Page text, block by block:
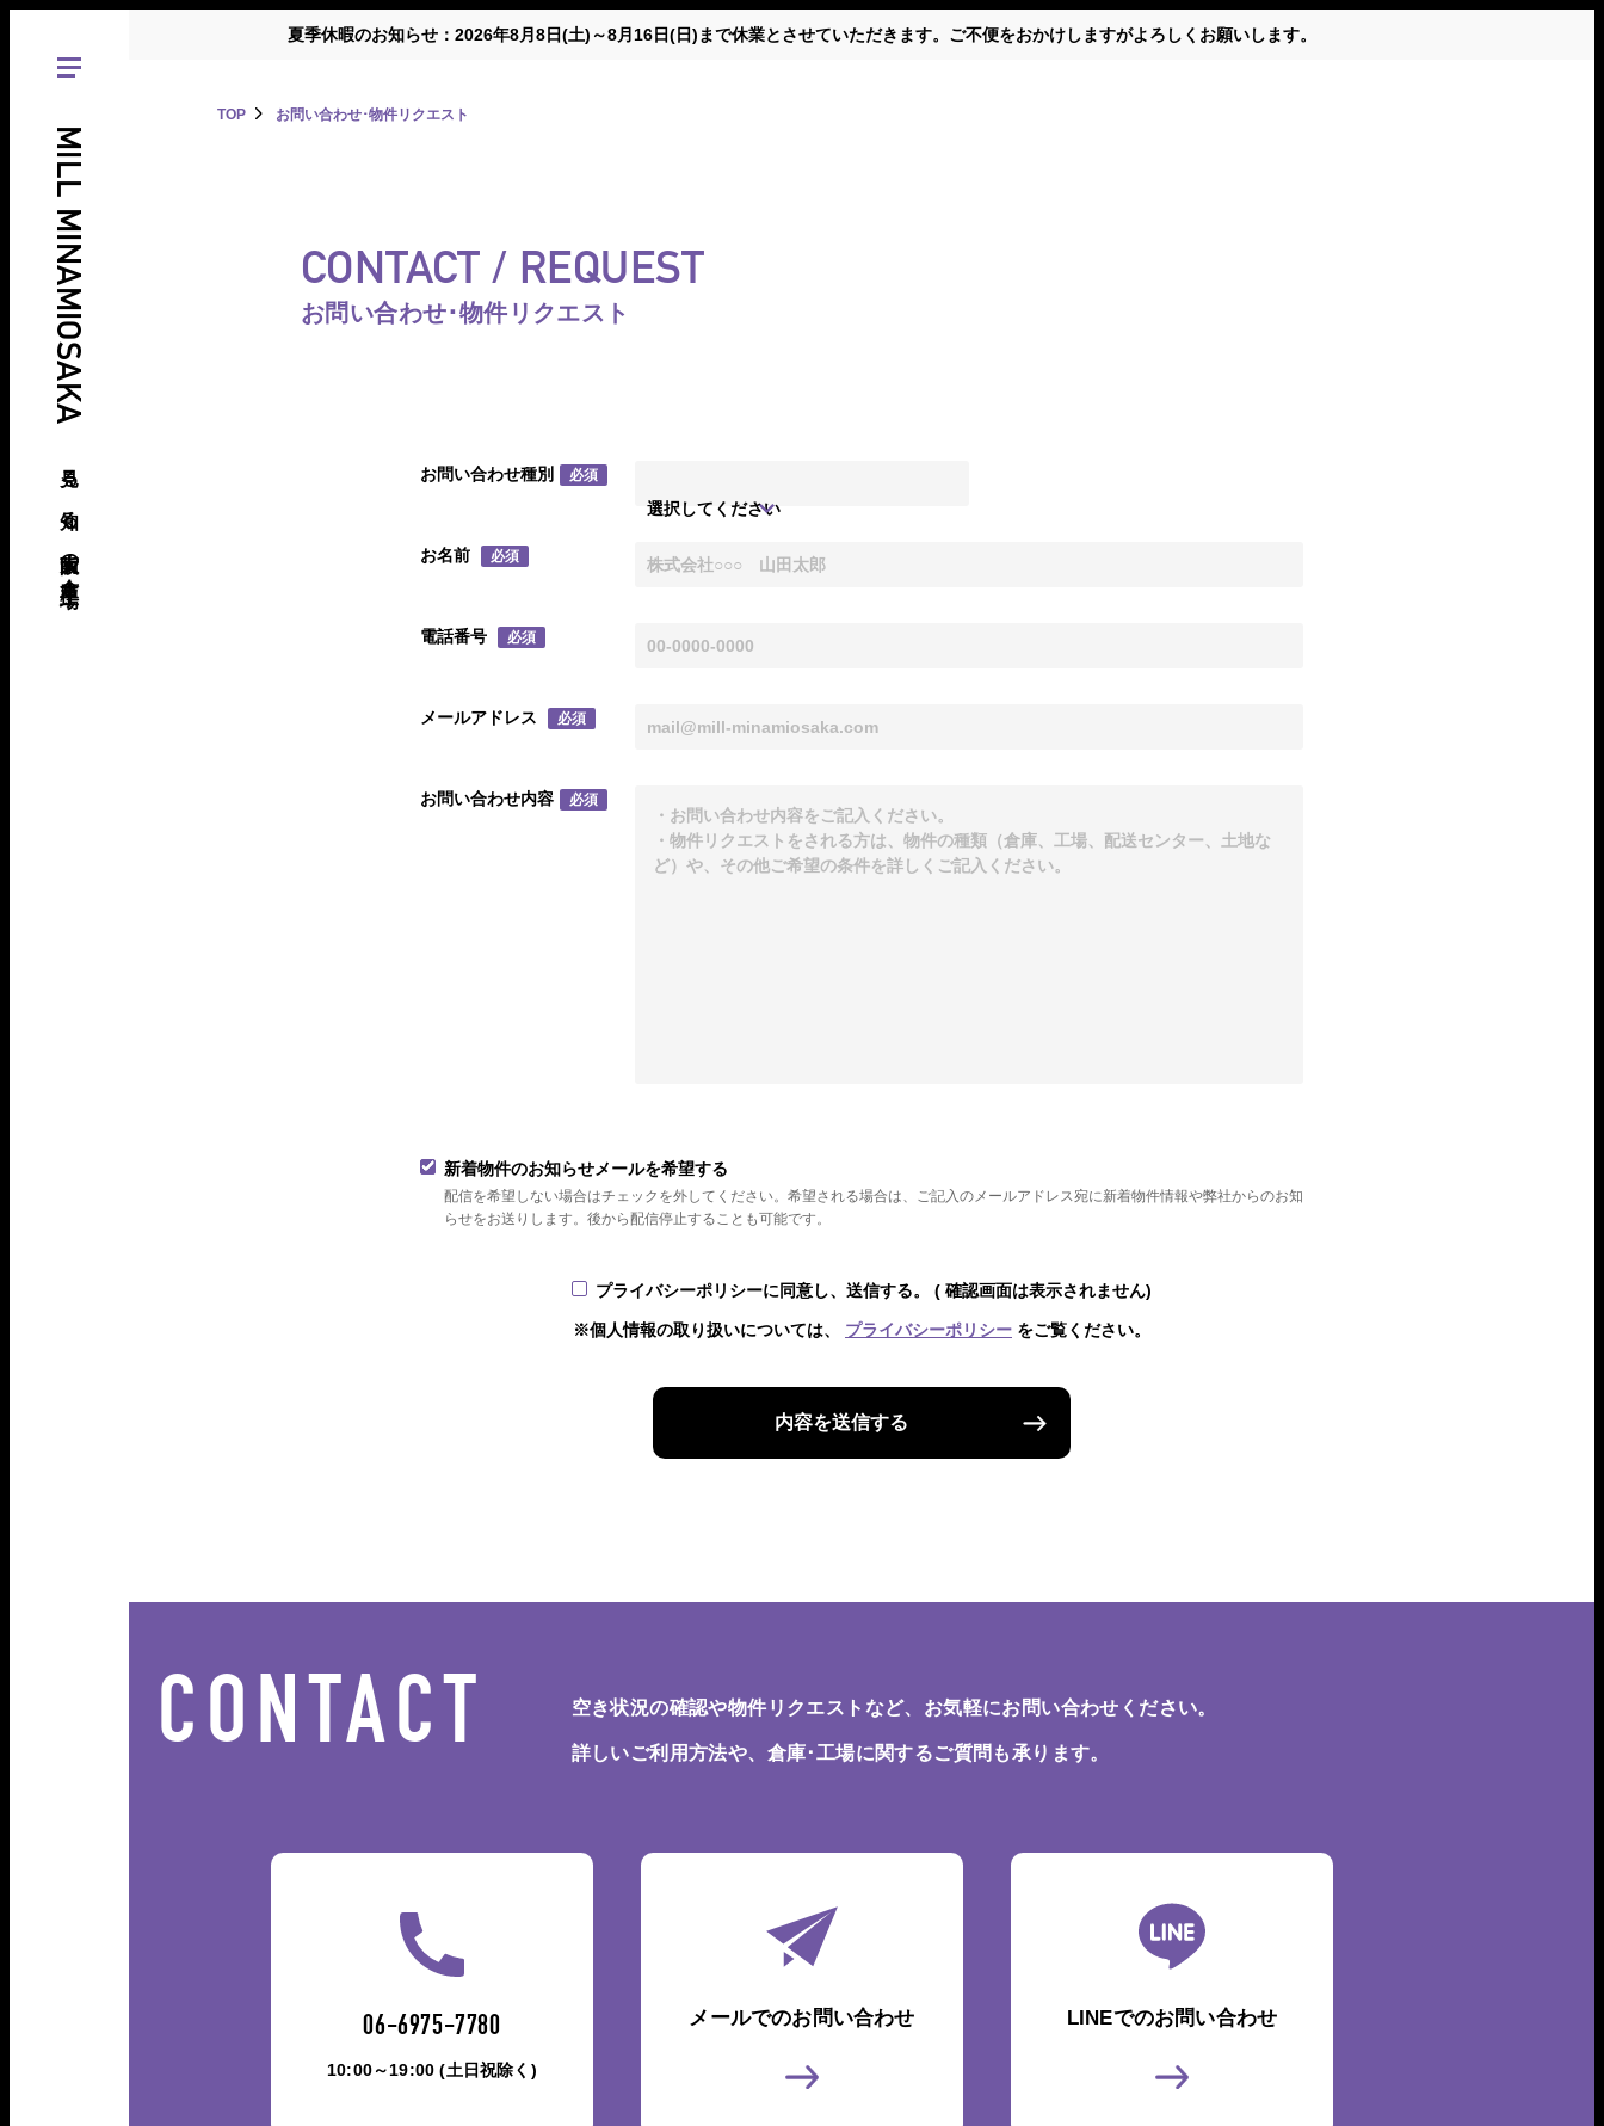
夏季休暇のお知らせ：2026年8月8日(土)～8月16日(日)まで休業とさせていただきます。ご不便をおかけしますがよろしくお願いします。
MILL MINAMIOSAKA
見る、知る、南大阪の倉庫･工場
TOP お問い合わせ･物件リクエスト
CONTACT / REQUEST
お問い合わせ･物件リクエスト
お問い合わせ種別 必須
選択してください
お名前 必須
電話番号 必須
メールアドレス 必須
お問い合わせ内容 必須
新着物件のお知らせメールを希望する
配信を希望しない場合はチェックを外してください。希望される場合は、ご記入のメールアドレス宛に新着物件情報や弊社からのお知
らせをお送りします。後から配信停止することも可能です。
プライバシーポリシーに同意し、送信する。 ( 確認画面は表示されません)
※個人情報の取り扱いについては、 プライバシーポリシー をご覧ください。
内容を送信する
CONTACT 空き状況の確認や物件リクエストなど、お気軽にお問い合わせください。
詳しいご利用方法や、倉庫･工場に関するご質問も承ります。
06-6975-7780
10:00～19:00 (土日祝除く)
メールでのお問い合わせ LINEでのお問い合わせ